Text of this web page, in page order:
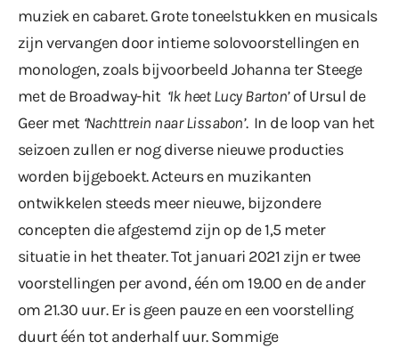
muziek en cabaret. Grote toneelstukken en musicals
zijn vervangen door intieme solovoorstellingen en
monologen, zoals bijvoorbeeld Johanna ter Steege
met de Broadway-hit ‘Ik heet Lucy Barton’of Ursul de
Geer met ‘Nachttrein naar Lissabon’. In de loop van het
seizoen zullen er nog diverse nieuwe producties
worden bijgeboekt. Acteurs en muzikanten
ontwikkelen steeds meer nieuwe, bijzondere
concepten die afgestemd zijn op de 1,5 meter
situatie in het theater. Tot januari 2021 zijn er twee
voorstellingen per avond, één om 19.00 en de ander
om 21.30 uur. Er is geen pauze en een voorstelling
duurt één tot anderhalf uur. Sommige